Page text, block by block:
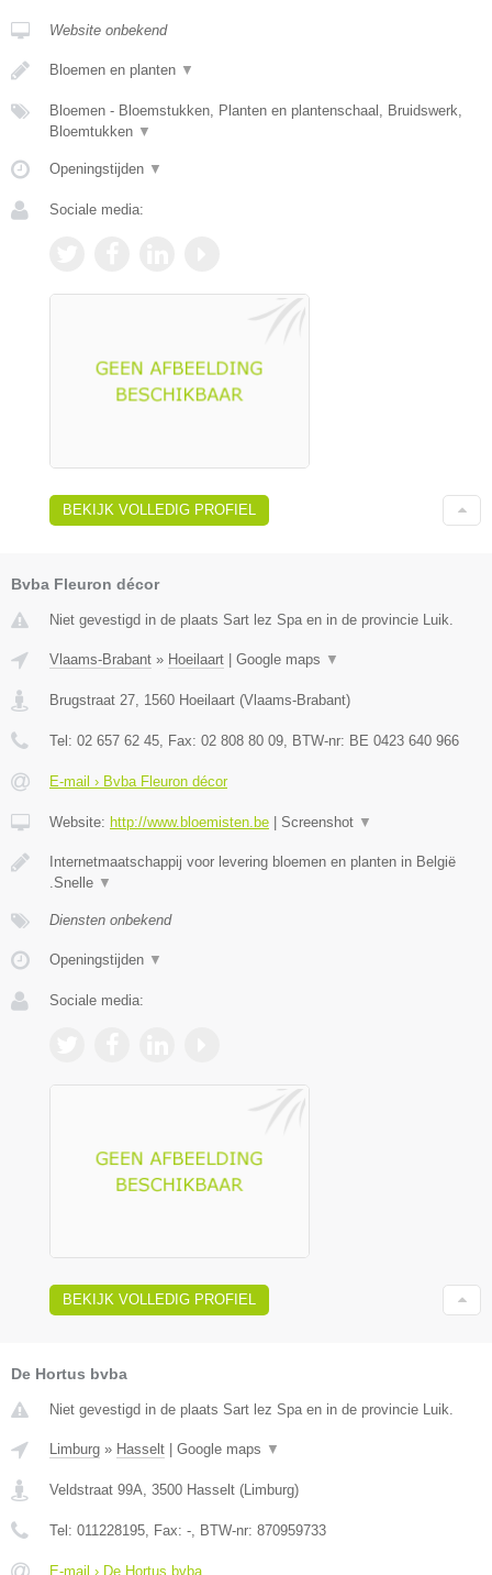
Website onbekend
Bloemen en planten ▼
Bloemen - Bloemstukken, Planten en plantenschaal, Bruidswerk,
Bloemtukken ▼
Openingstijden ▼
Sociale media:
BEKIJK VOLLEDIG PROFIEL
Bvba Fleuron décor
Niet gevestigd in de plaats Sart lez Spa en in de provincie Luik.
Vlaams-Brabant » Hoeilaart | Google maps ▼
Brugstraat 27 1560 Hoeilaart (Vlaams-Brabant)
Tel: 02 657 62 45 , Fax: 02 808 80 09 , BTW-nr: BE 0423 640 966
E-mail › Bvba Fleuron décor
Website: http://www.bloemisten.be | Screenshot ▼
Internetmaatschappij voor levering bloemen en planten in België
.Snelle ▼
Diensten onbekend
Openingstijden ▼
Sociale media:
BEKIJK VOLLEDIG PROFIEL
De Hortus bvba
Niet gevestigd in de plaats Sart lez Spa en in de provincie Luik.
Limburg » Hasselt Google maps ▼
Veldstraat 99A, 3500 Hasselt (Limburg)
Tel: 011228195, Fax: -, BTW-nr: 870959733
E-mail › De Hortus bvba